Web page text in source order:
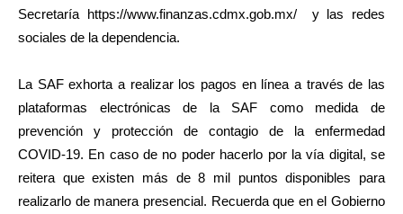
Secretaría https://www.finanzas.cdmx.gob.mx/ y las redes
sociales de la dependencia.
La SAF exhorta a realizar los pagos en línea a través de las
plataformas electrónicas de la SAF como medida de
prevención y protección de contagio de la enfermedad
COVID-19. En caso de no poder hacerlo por la vía digital, se
reitera que existen más de 8 mil puntos disponibles para
realizarlo de manera presencial. Recuerda que en el Gobierno